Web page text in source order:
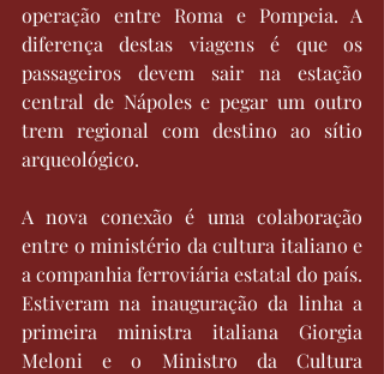
operação entre Roma e Pompeia. A
diferença destas viagens é que os
passageiros devem sair na estação
central de Nápoles e pegar um outro
trem regional com destino ao sítio
arqueológico.
A nova conexão é uma colaboração
entre o ministério da cultura italiano e
a companhia ferroviária estatal do país.
Estiveram na inauguração da linha a
primeira ministra italiana Giorgia
Meloni e o Ministro da Cultura